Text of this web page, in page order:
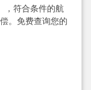
，符合条件的航
。免费查询您的